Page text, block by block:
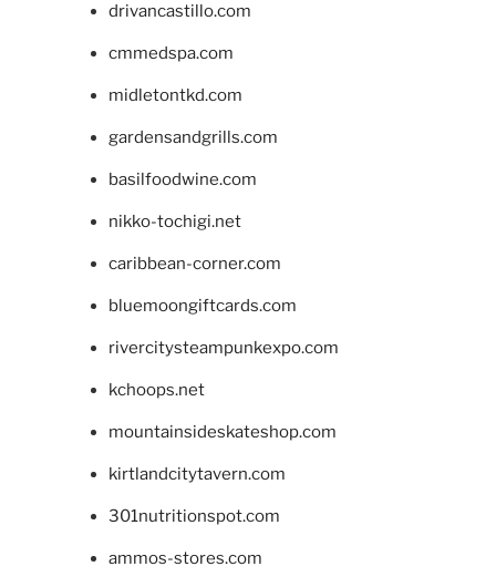
drivancastillo.com
cmmedspa.com
midletontkd.com
gardensandgrills.com
basilfoodwine.com
nikko-tochigi.net
caribbean-corner.com
bluemoongiftcards.com
rivercitysteampunkexpo.com
kchoops.net
mountainsideskateshop.com
kirtlandcitytavern.com
301nutritionspot.com
ammos-stores.com